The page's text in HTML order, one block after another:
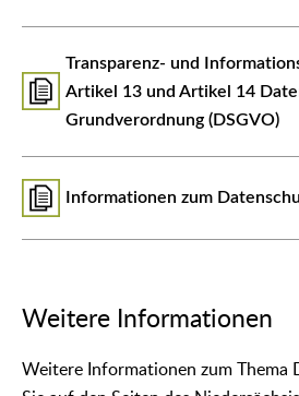
Transparenz- und
Artikel 13 und Artikel 14
Grundverordnung (DSGVO)
Informationen zum
Weitere Informationen
Weitere Informationen zum Thema